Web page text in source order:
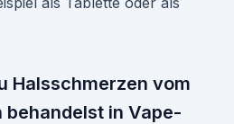
Halsschmerzen vom
behandelst in Vape-